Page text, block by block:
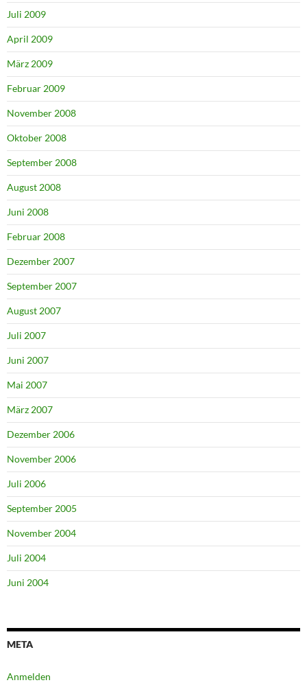
Juli 2009
April 2009
März 2009
Februar 2009
November 2008
Oktober 2008
September 2008
August 2008
Juni 2008
Februar 2008
Dezember 2007
September 2007
August 2007
Juli 2007
Juni 2007
Mai 2007
März 2007
Dezember 2006
November 2006
Juli 2006
September 2005
November 2004
Juli 2004
Juni 2004
META
Anmelden